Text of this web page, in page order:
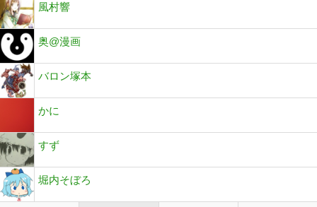
風村響
奥@漫画
バロン塚本
かに
すず
堀内そぼろ